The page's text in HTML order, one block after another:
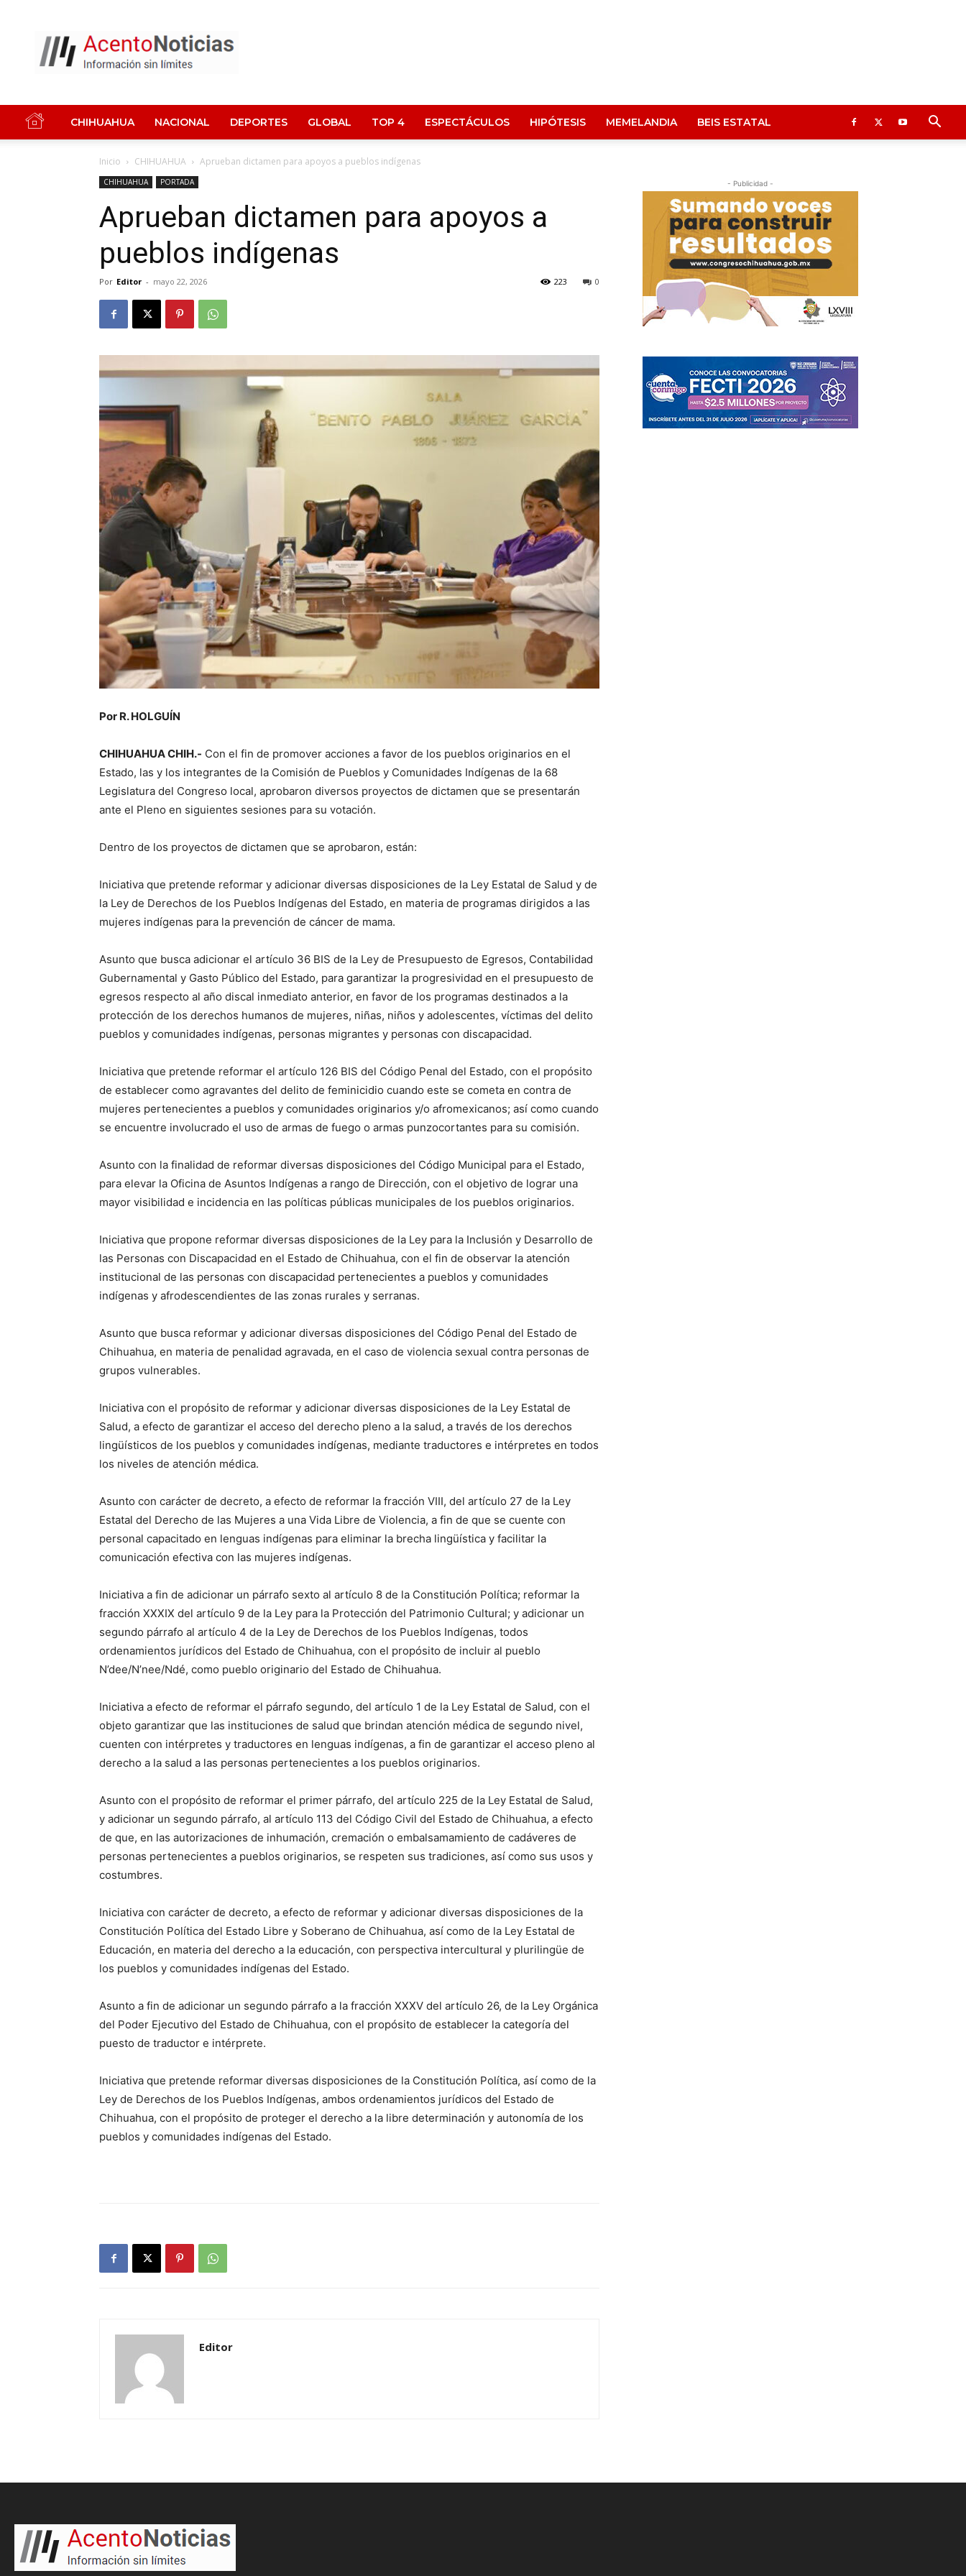
Noticias
CHIHUAHUA NACIONAL DEPORTES GLOBAL TOP 4 ESPECTÁCULOS HIPÓTESIS MEMELANDIA BEIS ESTATAL
Inicio CHIHUAHUA Aprueban dictamen para apoyos a pueblos indígenas
CHIHUAHUA PORTADA
Aprueban dictamen para apoyos a
pueblos indígenas
Por Editor - mayo 22, 2026 0
223
Por R. HOLGUÍN
CHIHUAHUA CHIH.- Con el fin de promover acciones a favor de los pueblos originarios en el
Estado, las y los integrantes de la Comisión de Pueblos y Comunidades Indígenas de la 68
Legislatura del Congreso local, aprobaron diversos proyectos de dictamen que se presentarán
ante el Pleno en siguientes sesiones para su votación.
Dentro de los proyectos de dictamen que se aprobaron, están:
Iniciativa que pretende reformar y adicionar diversas disposiciones de la Ley Estatal de Salud y de
la Ley de Derechos de los Pueblos Indígenas del Estado, en materia de programas dirigidos a las
mujeres indígenas para la prevención de cáncer de mama.
Asunto que busca adicionar el artículo 36 BIS de la Ley de Presupuesto de Egresos, Contabilidad
Gubernamental y Gasto Público del Estado, para garantizar la progresividad en el presupuesto de
egresos respecto al año discal inmediato anterior, en favor de los programas destinados a la
protección de los derechos humanos de mujeres, niñas, niños y adolescentes, víctimas del delito
pueblos y comunidades indígenas, personas migrantes y personas con discapacidad.
Iniciativa que pretende reformar el artículo 126 BIS del Código Penal del Estado, con el propósito
de establecer como agravantes del delito de feminicidio cuando este se cometa en contra de
mujeres pertenecientes a pueblos y comunidades originarios y/o afromexicanos; así como cuando
se encuentre involucrado el uso de armas de fuego o armas punzocortantes para su comisión.
Asunto con la finalidad de reformar diversas disposiciones del Código Municipal para el Estado,
para elevar la Oficina de Asuntos Indígenas a rango de Dirección, con el objetivo de lograr una
mayor visibilidad e incidencia en las políticas públicas municipales de los pueblos originarios.
Iniciativa que propone reformar diversas disposiciones de la Ley para la Inclusión y Desarrollo de
las Personas con Discapacidad en el Estado de Chihuahua, con el fin de observar la atención
institucional de las personas con discapacidad pertenecientes a pueblos y comunidades
indígenas y afrodescendientes de las zonas rurales y serranas.
Asunto que busca reformar y adicionar diversas disposiciones del Código Penal del Estado de
Chihuahua, en materia de penalidad agravada, en el caso de violencia sexual contra personas de
grupos vulnerables.
Iniciativa con el propósito de reformar y adicionar diversas disposiciones de la Ley Estatal de
Salud, a efecto de garantizar el acceso del derecho pleno a la salud, a través de los derechos
lingüísticos de los pueblos y comunidades indígenas, mediante traductores e intérpretes en todos
los niveles de atención médica.
Asunto con carácter de decreto, a efecto de reformar la fracción VIII, del artículo 27 de la Ley
Estatal del Derecho de las Mujeres a una Vida Libre de Violencia, a fin de que se cuente con
personal capacitado en lenguas indígenas para eliminar la brecha lingüística y facilitar la
comunicación efectiva con las mujeres indígenas.
Iniciativa a fin de adicionar un párrafo sexto al artículo 8 de la Constitución Política; reformar la
fracción XXXIX del artículo 9 de la Ley para la Protección del Patrimonio Cultural; y adicionar un
segundo párrafo al artículo 4 de la Ley de Derechos de los Pueblos Indígenas, todos
ordenamientos jurídicos del Estado de Chihuahua, con el propósito de incluir al pueblo
N’dee/N’nee/Ndé, como pueblo originario del Estado de Chihuahua.
Iniciativa a efecto de reformar el párrafo segundo, del artículo 1 de la Ley Estatal de Salud, con el
objeto garantizar que las instituciones de salud que brindan atención médica de segundo nivel,
cuenten con intérpretes y traductores en lenguas indígenas, a fin de garantizar el acceso pleno al
derecho a la salud a las personas pertenecientes a los pueblos originarios.
Asunto con el propósito de reformar el primer párrafo, del artículo 225 de la Ley Estatal de Salud,
y adicionar un segundo párrafo, al artículo 113 del Código Civil del Estado de Chihuahua, a efecto
de que, en las autorizaciones de inhumación, cremación o embalsamamiento de cadáveres de
personas pertenecientes a pueblos originarios, se respeten sus tradiciones, así como sus usos y
costumbres.
Iniciativa con carácter de decreto, a efecto de reformar y adicionar diversas disposiciones de la
Constitución Política del Estado Libre y Soberano de Chihuahua, así como de la Ley Estatal de
Educación, en materia del derecho a la educación, con perspectiva intercultural y plurilingüe de
los pueblos y comunidades indígenas del Estado.
Asunto a fin de adicionar un segundo párrafo a la fracción XXXV del artículo 26, de la Ley Orgánica
del Poder Ejecutivo del Estado de Chihuahua, con el propósito de establecer la categoría del
puesto de traductor e intérprete.
Iniciativa que pretende reformar diversas disposiciones de la Constitución Política, así como de la
Ley de Derechos de los Pueblos Indígenas, ambos ordenamientos jurídicos del Estado de
Chihuahua, con el propósito de proteger el derecho a la libre determinación y autonomía de los
pueblos y comunidades indígenas del Estado.
Editor
- Publicidad -